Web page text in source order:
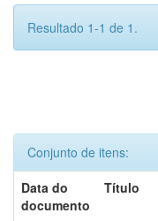
Resultado 1-1 de 1.
Conjunto de itens:
Data do
documento
Título